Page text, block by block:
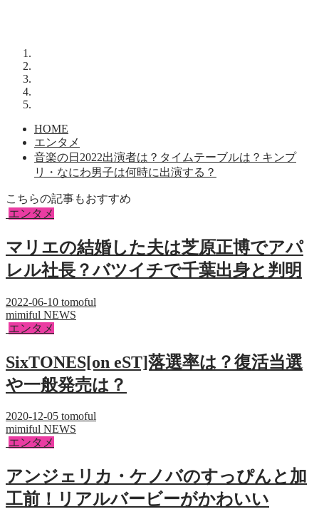
HOME
エンタメ
音楽の日2022出演者は？タイムテーブルは？キンプ
リ・なにわ男子は何時に出演する？
こちらの記事もおすすめ
エンタメ
マリエの結婚した夫は芝原正博でアパ
レル社長？バツイチで千葉出身と判明
2022-06-10 tomoful
mimiful NEWS
エンタメ
SixTONES[on eST]落選率は？復活当選
や一般発売は？
2020-12-05 tomoful
mimiful NEWS
エンタメ
アンジェリカ・ケノバのすっぴんと加
工前！リアルバービーがかわいい